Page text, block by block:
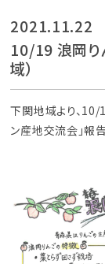
2021.11.22
10/19 浪岡り
域）
下関地域より、10/
ン産地交流会」報